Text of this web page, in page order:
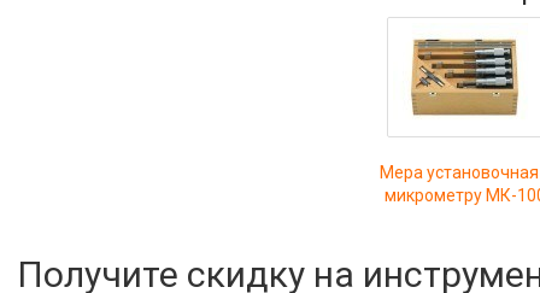
Мера установочная
микрометру МК-
Получите скидку на